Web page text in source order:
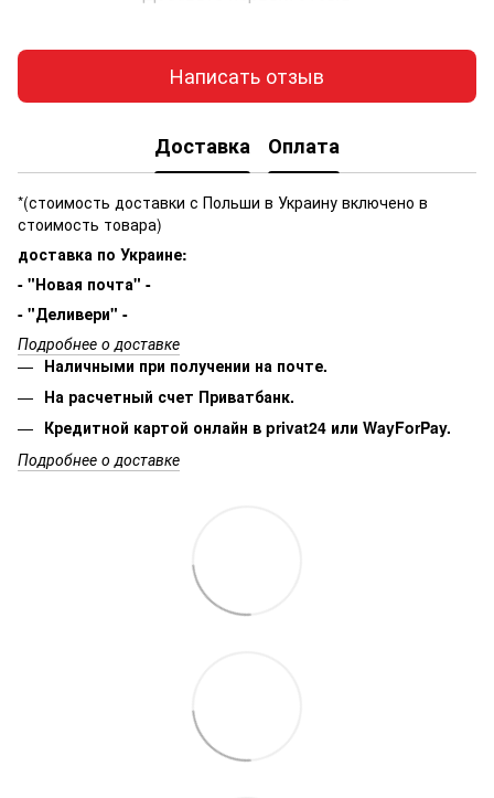
Написать отзыв
Доставка Оплата
*(стоимость доставки с Польши в Украину включено в
стоимость товара)
доставка по Украине:
- "Новая почта" -
- "Деливери" -
Подробнее о доставке
Наличными при получении на почте.
На расчетный счет Приватбанк.
Кредитной картой онлайн в privat24 или WayForPay.
Подробнее о доставке